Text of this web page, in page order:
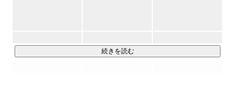
続きを読む